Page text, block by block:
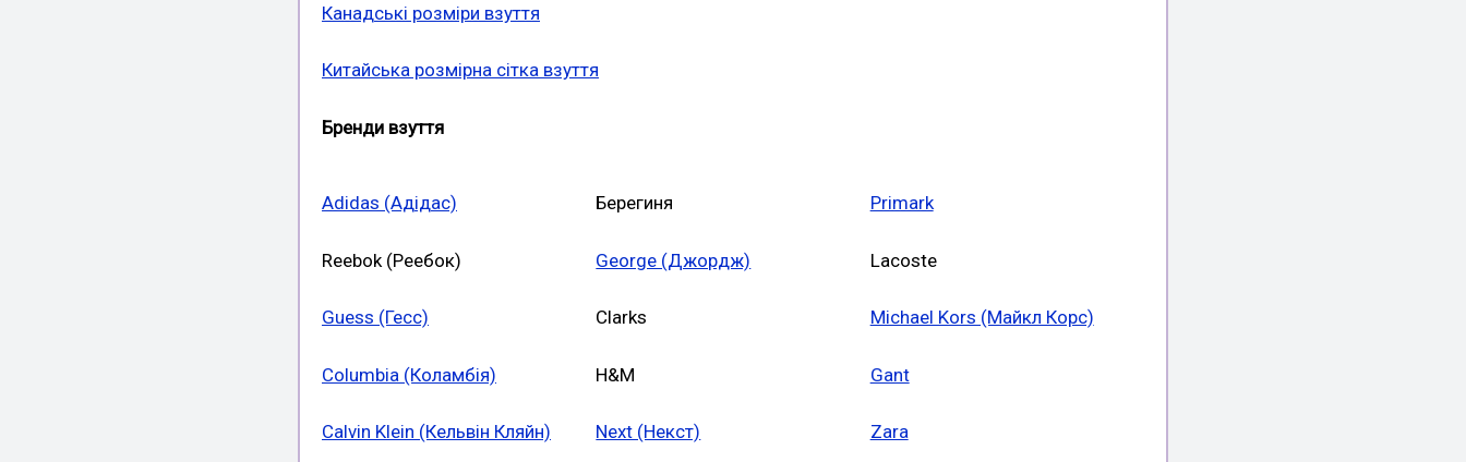
Канадські розміри взуття
Китайська розмірна сітка взуття
Бренди взуття
Adidas (Адідас)
Reebok (Реебок)
Guess (Гесс)
Columbia (Коламбія)
Calvin Klein (Кельвін Кляйн)
Берегиня
George (Джордж)
Clarks
H&M
Next (Некст)
Primark
Lacoste
Michael Kors (Майкл Корс)
Gant
Zara